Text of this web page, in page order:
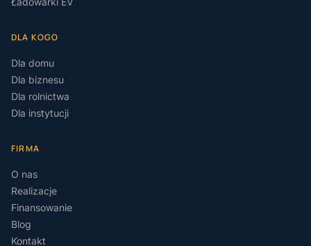
DLA KOGO
Dla domu
Dla biznesu
Dla rolnictwa
Dla instytucji
FIRMA
O nas
Realizacje
Finansowanie
Blog
Kontakt